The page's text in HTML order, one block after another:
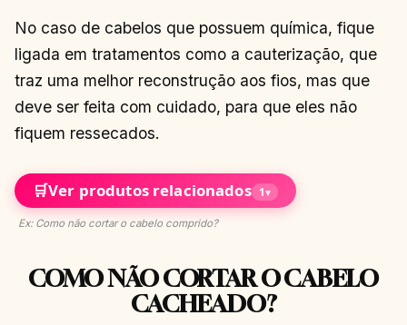
No caso de cabelos que possuem química, fique
ligada em tratamentos como a cauterização, que
traz uma melhor reconstrução aos fios, mas que
deve ser feita com cuidado, para que eles não
fiquem ressecados.
🛒Ver produtos relacionados 1▾
Ex: Como não cortar o cabelo comprido?
COMO NÃO CORTAR O CABELO
CACHEADO?